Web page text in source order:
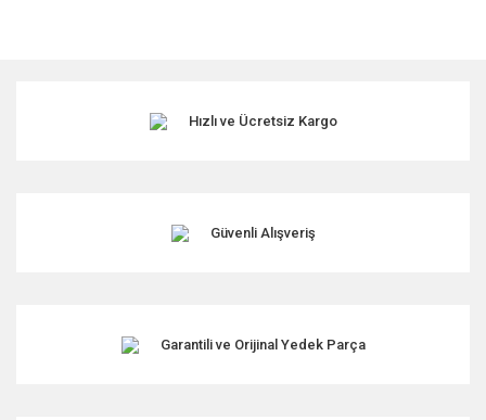
Ürün resmi kalitesiz, bozuk veya görüntülenemiyor.
Ürün fiyatı diğer sitelerden daha pahalı.
Hızlı ve Ücretsiz Kargo
Güvenli Alışveriş
Garantili ve Orijinal Yedek Parça